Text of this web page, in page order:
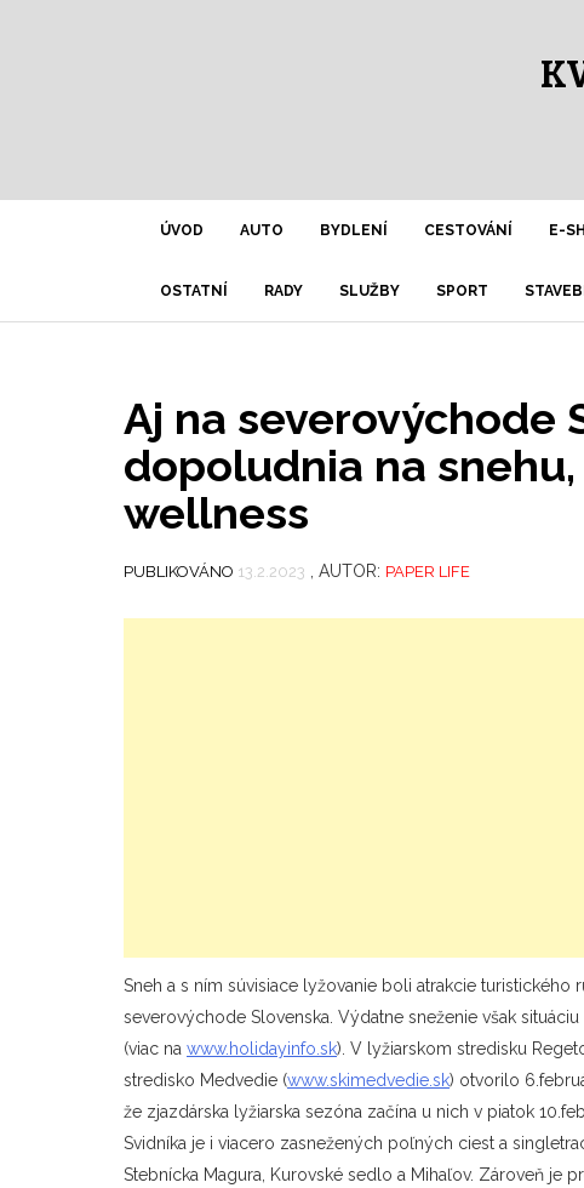
ÚVOD AUTO BYDLENÍ CESTOVÁNÍ E-
OSTATNÍ RADY SLUŽBY SPORT
Aj na severovýchode
dopoludnia na
wellness
PUBLIKOVÁNO 13.2.2023 , AUTOR: PAPER LIFE
Sneh a s ním súvisiace lyžovanie boli atrakcie
severovýchode Slovenska. Výdatne sneženie však
(viac na www.holidayinfo.sk). V lyžiarskom stredisku
stredisko Medvedie (www.skimedvedie.sk) otvorilo
že zjazdárska lyžiarska sezóna začína u nich v piatok
Svidníka je i viacero zasnežených poľných ciest a
Stebnícka Magura, Kurovské sedlo a Mihaľov. Zároveň je